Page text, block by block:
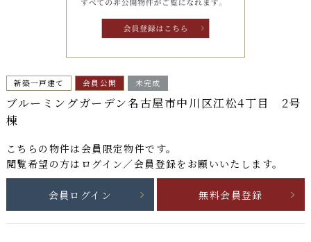
新築一戸建て 会員公開 未完成
ブルーミングガーデン名古屋市中川区江松4丁目 2号
棟
こちらの物件は 会員限定物件です。
閲覧希望の方はログイン／会員登録をお願いいたします。
会員ログイン 無料会員登録